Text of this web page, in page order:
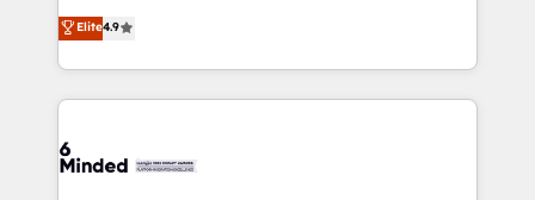
technology for integrations • Multilingual team:
English, Spanish, Portuguese & Italian 👉 Grow
smarter with AI and HubSpot.
healthcare, real estate, and other industries. With
150+ HubSpot-certified experts, we deliver scalable
solutions to complex GTM and RevOps challenges.
Our Expertise 🔹 Onboarding & Implementation:
tailored to your GTM motion. 🔹 Migrations:
Elite4.9